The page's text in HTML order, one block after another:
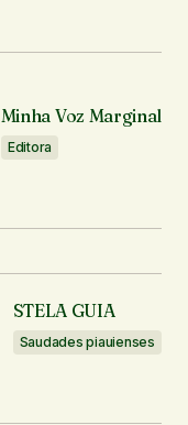
Minha Voz Marginal
Editora
STELA GUIA
Saudades piauienses